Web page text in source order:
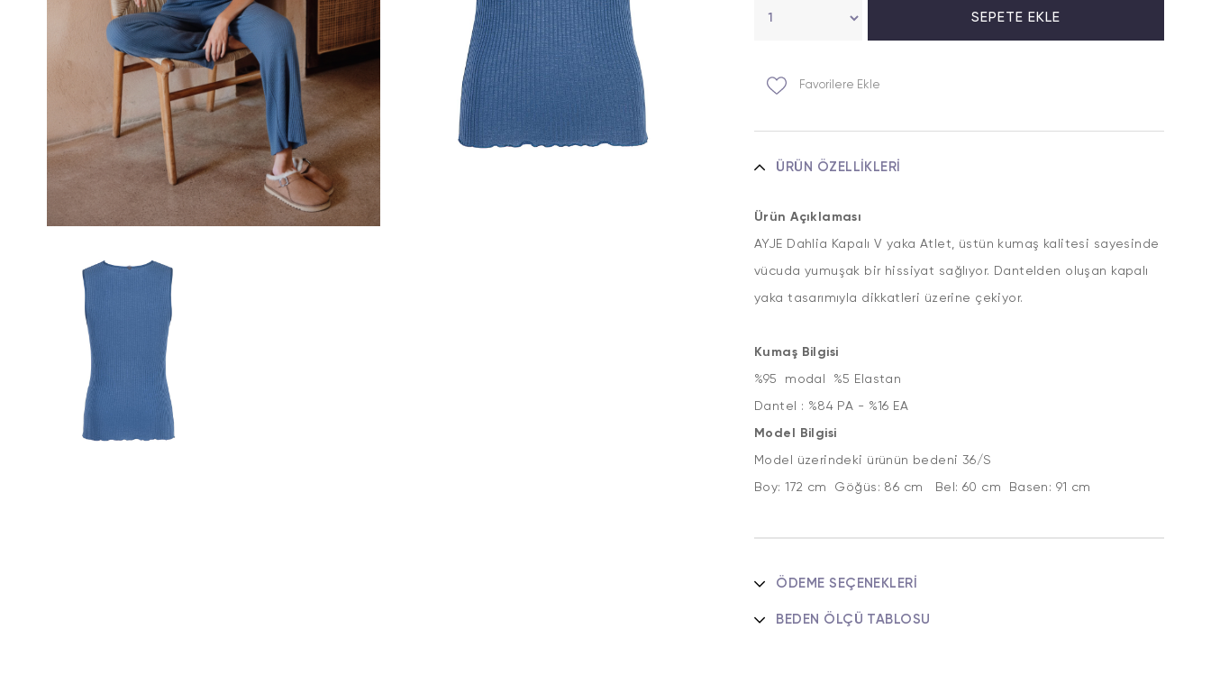
Favorilere Ekle
ÜRÜN ÖZELLIKLERI
Ürün Açıklaması
AYJE Dahlia Kapalı V yaka Atlet, üstün kumaş kalitesi sayesinde
vücuda yumuşak bir hissiyat sağlıyor. Dantelden oluşan kapalı
yaka tasarımıyla dikkatleri üzerine çekiyor.
Kumaş Bilgisi
%95 modal %5 Elastan
Dantel : %84 PA - %16 EA
Model Bilgisi
Model üzerindeki ürünün bedeni 36/S
Boy: 172 cm Göğüs: 86 cm Bel: 60 cm Basen: 91 cm
ÖDEME SEÇENEKLERI
BEDEN ÖLÇÜ TABLOSU